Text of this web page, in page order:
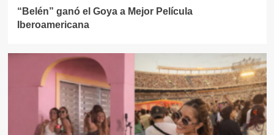
“Belén” ganó el Goya a Mejor Película
Iberoamericana